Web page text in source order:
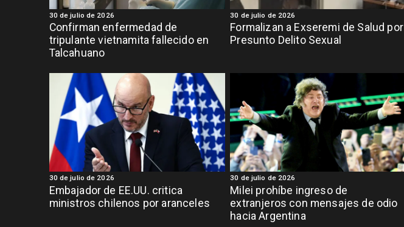
Confirman enfermedad de
tripulante vietnamita fallecido en
Talcahuano
30 de julio de 2026
Formalizan a Exseremi de Salud por
Presunto Delito Sexual
30 de julio de 2026
Embajador de EE.UU. critica
ministros chilenos por aranceles
30 de julio de 2026
Milei prohíbe ingreso de
extranjeros con mensajes de odio
hacia Argentina
30 de julio de 2026